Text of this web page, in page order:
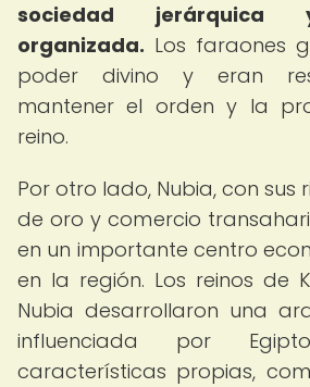
sociedad jerárquica
organizada. Los faraones
poder divino y eran
mantener el orden y la
reino.
Por otro lado, Nubia, con sus
de oro y comercio
en un importante centro
en la región. Los reinos de
Nubia desarrollaron una
influenciada por
características propias,